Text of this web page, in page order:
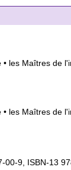
les Maîtres de
les Maîtres de
9, ISBN-13